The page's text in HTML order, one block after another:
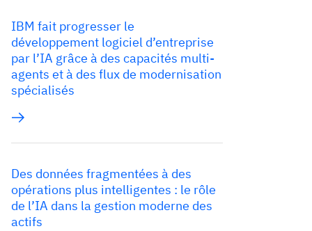
IBM fait progresser le
développement logiciel d’entreprise
par l’IA grâce à des capacités multi-
agents et à des flux de modernisation
spécialisés
Des données fragmentées à des
opérations plus intelligentes : le rôle
de l’IA dans la gestion moderne des
actifs